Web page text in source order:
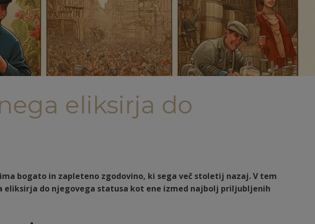
eliksirja do
bogato in zapleteno zgodovino, ki sega več stoletij nazaj. V tem
do njegovega statusa kot ene izmed najbolj priljubljenih